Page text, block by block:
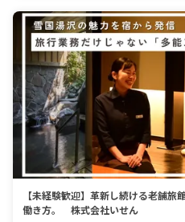
【未経験歓迎】革新し続ける老舗
働き方。 株式会社いせん